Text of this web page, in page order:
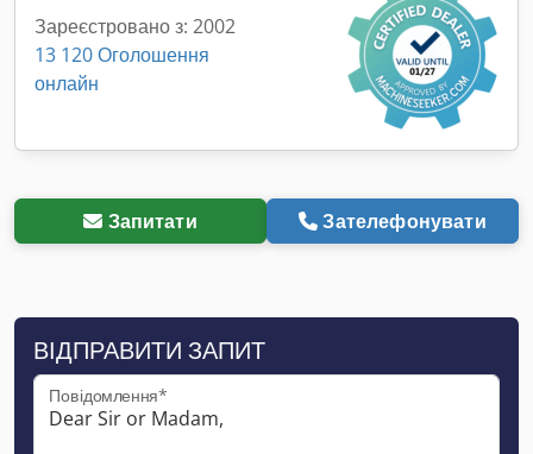
Зареєстровано з: 2002
13 120 Оголошення
онлайн
Запитати Зателефонувати
ВІДПРАВИТИ ЗАПИТ
Повідомлення*